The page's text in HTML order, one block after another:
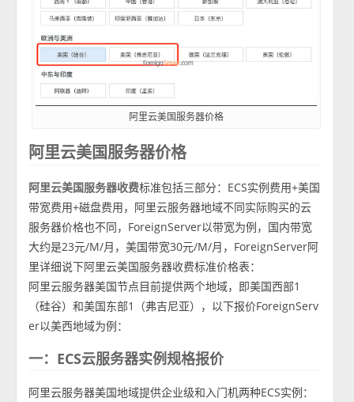
阿里云美国服务器价格
阿里云美国服务器价格
阿里云美国服务器收费标准包括三部分：ECS实例费用+美国
带宽费用+磁盘费用，阿里云服务器地域不同实际购买的云
服务器价格也不同，ForeignServer以带宽为例，国内带宽
大约是23元/M/月，美国带宽30元/M/月，ForeignServer阿
里详细说下阿里云美国服务器收费标准价格表：
阿里云服务器美国节点目前提供两个地域，即美国西部1
（硅谷）和美国东部1（弗吉尼亚），以下报价ForeignServ
er以美西地域为例：
一：ECS云服务器实例规格报价
阿里云服务器美国地域提供企业级和入门机两种ECS实例：